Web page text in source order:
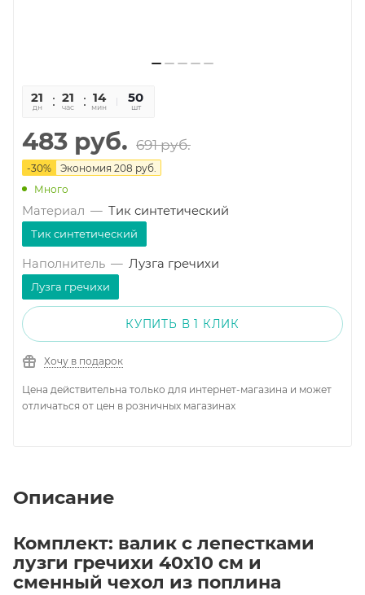
21
дн
21
час
14
мин
45
сек
50
шт
483 руб. 691руб.
-30% Экономия 208 руб.
Много
Материал — Тик синтетический
Тик синтетический
Наполнитель — Лузга гречихи
Лузга гречихи
КУПИТЬ В 1 КЛИК
Хочу в подарок
Цена действительна только для интернет-магазина и может
отличаться от цен в розничных магазинах
Описание
Комплект: валик с лепестками
лузги гречихи 40х10 см и
сменный чехол из поплина